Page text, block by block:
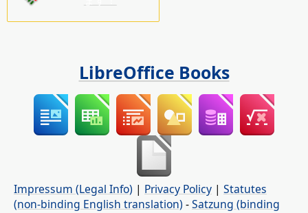
LibreOffice Books
Impressum (Legal Info) | Privacy Policy | Statutes
(non-binding English translation) -Satzung (binding